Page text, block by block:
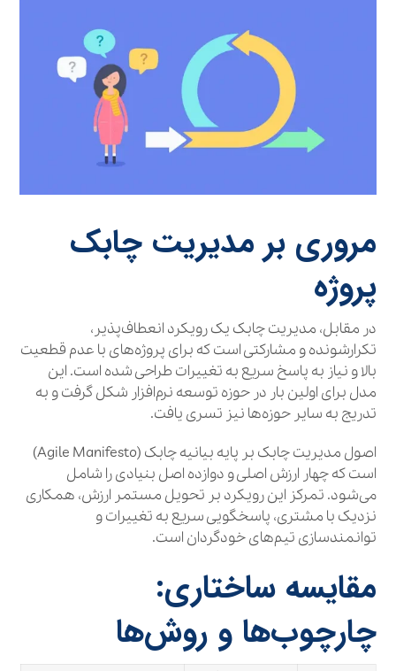
مروری بر مدیریت چابک
پروژه
در مقابل، مدیریت چابک یک رویکرد انعطاف‌پذیر،
تکرارشونده و مشارکتی است که برای پروژه‌های با عدم قطعیت
بالا و نیاز به پاسخ سریع به تغییرات طراحی شده است. این
مدل برای اولین بار در حوزه توسعه نرم‌افزار شکل گرفت و به
تدریج به سایر حوزه‌ها نیز تسری یافت.
اصول مدیریت چابک بر پایه بیانیه چابک (Agile Manifesto)
است که چهار ارزش اصلی و دوازده اصل بنیادی را شامل
می‌شود. تمرکز این رویکرد بر تحویل مستمر ارزش، همکاری
نزدیک با مشتری، پاسخگویی سریع به تغییرات و
توانمندسازی تیم‌های خودگردان است.
مقایسه ساختاری:
چارچوب‌ها و روش‌ها